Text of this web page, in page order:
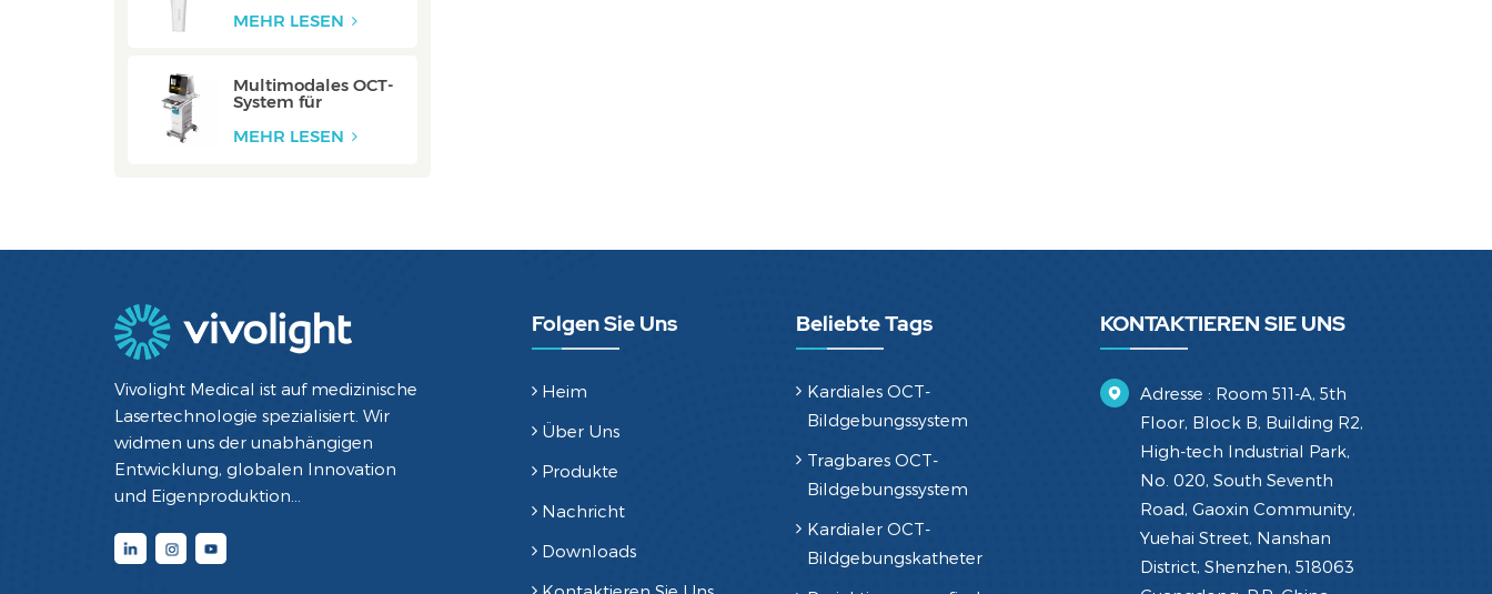
MEHR LESEN
Multimodales OCT-
System für
ZERO
MEHR LESEN
Vivolight Medical ist auf medizinische
Lasertechnologie spezialisiert. Wir
widmen uns der unabhängigen
Entwicklung, globalen Innovation
und Eigenproduktion
Diagnose- und Therapiegeräte mit
Folgen Sie Uns
Heim
Über Uns
Produkte
Nachricht
Downloads
Beliebte Tags
Kardiales OCT-
Bildgebungssystem
Tragbares OCT-
Bildgebungssystem
Kardialer OCT-
Bildgebungskatheter
KONTAKTIEREN SIE UNS
Adresse : Room 511-A, 5th
Floor, Block B, Building R2,
High-tech Industrial Park,
No. 020, South Seventh
Road, Gaoxin Community,
Yuehai Street, Nanshan
District, Shenzhen, 518063